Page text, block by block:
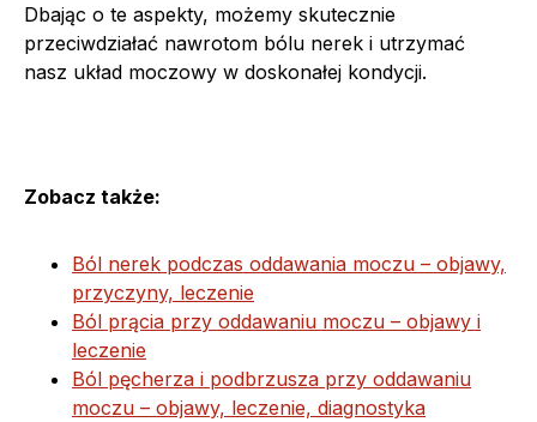
Dbając o te aspekty, możemy skutecznie
przeciwdziałać nawrotom bólu nerek i utrzymać
nasz układ moczowy w doskonałej kondycji.
Zobacz także:
Ból nerek podczas oddawania moczu – objawy,
przyczyny, leczenie
Ból prącia przy oddawaniu moczu – objawy i
leczenie
Ból pęcherza i podbrzusza przy oddawaniu
moczu – objawy, leczenie, diagnostyka